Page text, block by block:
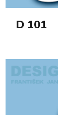
D 101